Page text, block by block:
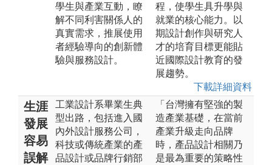
學生與產業互動，瞭
解不同利害關係人的
真實需求，推展使用
者經驗導向的創新體
驗與服務設計。
程，使學生具升學與
就業的核心能力。以
期設計創作與研究人
才的培育目標更能貼
近國際設計教育的發
展趨勢。
下載詳細資料
生涯
發展
容易
誤解
工業設計系畢業生典
型出路，包括進入國
內外設計服務公司，
科技或傳統產業的產
品設計或品牌行銷部
「台灣擁有堅強的製
造產業基礎，在當前
產業升級走向品牌
時，產品設計相關乃
是最為重要的策略性